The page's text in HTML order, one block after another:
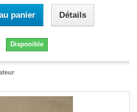
panier Détails
Disponible